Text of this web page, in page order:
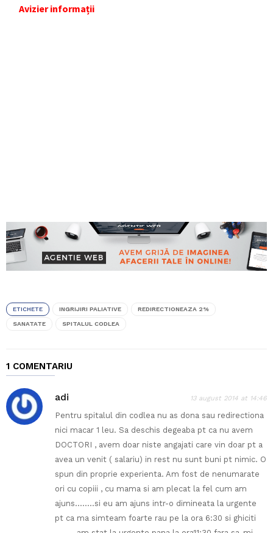
Avizier informații
ETICHETE INGRIJIRI PALIATIVE REDIRECTIONEAZA 2%
SANATATE SPITALUL CODLEA
1 COMENTARIU
adi 13 august 2014 at 14:46
Pentru spitalul din codlea nu as dona sau redirectiona
nici macar 1 leu. Sa deschis degeaba pt ca nu avem
DOCTORI , avem doar niste angajati care vin doar pt a
avea un venit ( salariu) in rest nu sunt buni pt nimic. O
spun din proprie experienta. Am fost de nenumarate
ori cu copiii , cu mama si am plecat la fel cum am
ajuns……..si eu am ajuns intr-o dimineata la urgente
pt ca ma simteam foarte rau pe la ora 6:30 si ghiciti